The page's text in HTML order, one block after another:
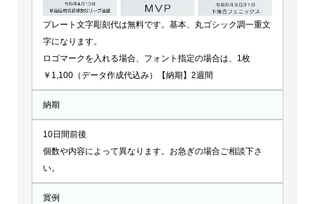
プレート文字彫刻代は無料です。基本、丸ゴシック調一重文
字になります。
ロゴマークを入れる場合、フォント指定の場合は、1枚
￥1,100（データ作成代込み）【納期】2週間
納期
10日間前後
個数や内容によって異なります。お急ぎの場合ご相談下さ
い。
賞例